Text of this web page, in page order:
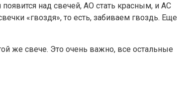
над свечей, АО стать красным, и АС
«гвоздя», то есть, забиваем гвоздь. Еще
же свече. Это очень важно, все остальные